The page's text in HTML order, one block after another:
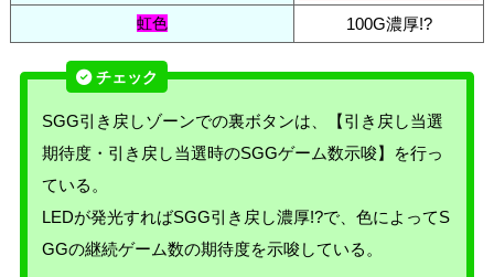
虹色 100G濃厚!?
SGG引き戻しゾーンでの裏ボタンは、【引き戻し当選
期待度・引き戻し当選時のSGGゲーム数示唆】を行っ
ている。
LEDが発光すればSGG引き戻し濃厚!?で、色によってS
GGの継続ゲーム数の期待度を示唆している。